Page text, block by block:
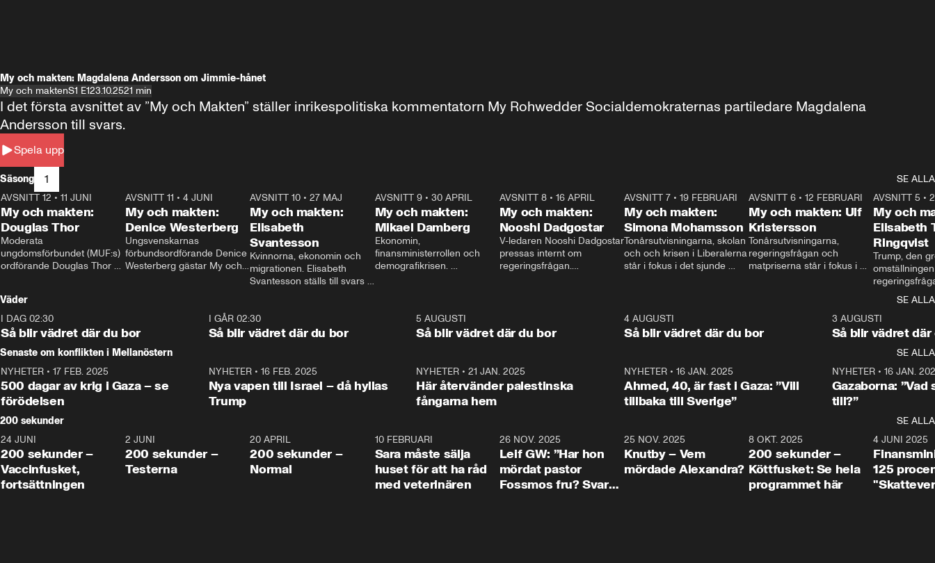
My och makten: Magdalena Andersson om Jimmie-hånet
My och maktenS1 E123.10.2521 min
Spela upp
I det första avsnittet av ”My och Makten” ställer inrikespolitiska kommentatorn My Rohwedder Socialdemokraternas partiledare Magdalena
Andersson till svars.
Säsong 1
SE ALLA
26:27
AVSNITT 12 • 11 JUNI
My och makten:
Douglas Thor
Moderata
ungdomsförbundet (MUF:s)
ordförande Douglas Thor
tonårsutvisningarna och hur
Moderaterna ska locka
väljare till valet i höst.
23:40
AVSNITT 11 •4 JUNI
My och makten:
Denice Westerberg
Ungsvenskarnas
förbundsordförande Denice
Westerberg gästar My och
AVSNITT 10 •27 MAJ
My och makten:
Elisabeth
Svantesson
Kvinnorna, ekonomin och
migrationen. Elisabeth
Svantesson ställs till svars
AVSNITT 9• 30 APRIL
My och makten:
Mikael Damberg
Ekonomin,
finansministerrollen och
demografikrisen.
och Makten.
AVSNITT 8• 16 APRIL
My och makten:
Nooshi Dadgostar
V-ledaren Nooshi Dadgostar
pressas internt om
regeringsfrågan.
– Vi ställer upp i val. Ska vi
vara med så sitter vi förstås
24:30
AVSNITT 7• 19 FEBRUARI
My och makten:
Simona Mohamsson
Tonårsutvisningarna, skolan
och och krisen i Liberalerna
står i fokus i det sjunde
kommentator My
Rohwedder ställer
utbildnings- och
Mohamsson till svars.
27:30
AVSNITT 6 •12 FEBRUARI
My och makten: Ulf
Kristersson
Tonårsutvisningarna,
regeringsfrågan och
matpriserna står i fokus i
Rohwedder ställer
statsminister Ulf Kristersson
AVSNITT 5 •
My och
Elisabeth
Ringqvist
Trump, den
centrum i
avsnittet av
Makten”. Se
Aftonbladets
Rohwedder
Thand Ring
Väder
SE ALLA
I DAG 02:30
Så blir vädret där du bor
1:06
I GÅR 02:30
Så blir vädret där du bor
5 AUGUSTI
Så blir vädret där du bor
4 AUGUSTI
Så blir vädret där du bor
3 AUGUSTI
Så blir vädret där
Senaste om konflikten i Mellanöstern
SE ALLA
NYHETER • 17 FEB. 2025
500 dagar av krig i Gaza – se
förödelsen
NYHETER• 16 FEB. 2025
Nya vapen till Israel – då hyllas
Trump
NYHETER •21 JAN. 2025
Här återvänder palestinska
fångarna hem
NYHETER• 16 JAN. 2025
Ahmed, 40, är fast i Gaza: ”Vill
tillbaka till Sverige”
NYHETER• 16 JAN.
Gazaborna:
till?”
200 sekunder
SE ALLA
5:00
24 JUNI
200 sekunder –
Vaccinfusket,
fortsättningen
4:23
2 JUNI
200 sekunder –
Testerna
20 APRIL
200 sekunder –
Normal
10 FEBRUARI
Sara måste sälja
huset för att ha råd
med veterinären
26 NOV. 2025
Leif GW: ”Har hon
mördat pastor
Fossmos fru? Svar
31:05
25 NOV. 2025
Knutby – Vem
mördade Alexandra?
4:29
8 OKT. 2025
200 sekunder –
Köttfusket: Se hela
programmet här
4 JUNI 2025
125